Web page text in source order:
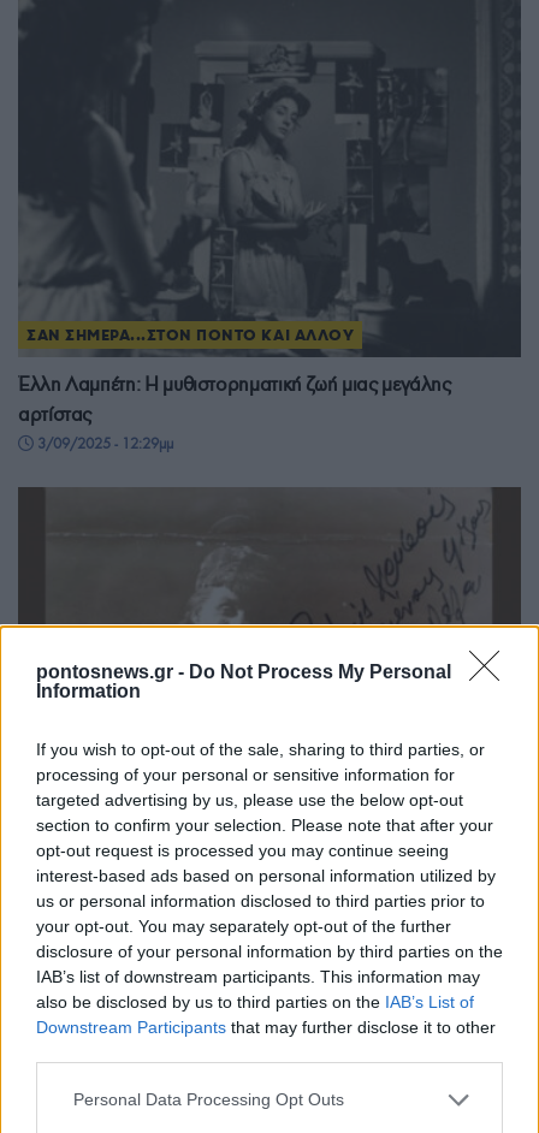
pontosnews.gr - Do Not Process My Personal
Information
If you wish to opt-out of the sale, sharing to third parties, or
processing of your personal or sensitive information for
targeted advertising by us, please use the below opt-out
section to confirm your selection. Please note that after your
opt-out request is processed you may continue seeing
interest-based ads based on personal information utilized by
us or personal information disclosed to third parties prior to
your opt-out. You may separately opt-out of the further
disclosure of your personal information by third parties on the
IAB’s list of downstream participants. This information may
also be disclosed by us to third parties on the IAB’s List of
Downstream Participants that may further disclose it to other
Please note that this website/app uses one or more Google
Personal Data Processing Opt Outs
ΣΑΝ ΣΗΜΕΡΑ...ΣΤΟΝ ΠΟΝΤΟ ΚΑΙ ΑΛΛΟΥ
Έλλη Λαμπέτη: Η μυθιστορηματική ζωή μιας μεγάλης
αρτίστας
3/09/2025 - 12:29μμ
ΣΑΝ ΣΗΜΕΡΑ...ΣΤΟΝ ΠΟΝΤΟ ΚΑΙ ΑΛΛΟΥ
Μάνος Κατράκης: Ο θεατράνθρωπος, ο οικογενειάρχης, ο
φίλος – Άγνωστες λεπτομέρειες για έναν επαναστάτη με…
αιτία!
14/08/2025 - 2:02μμ